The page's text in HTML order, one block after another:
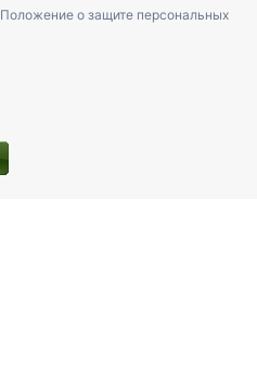
Положение о защите персональных